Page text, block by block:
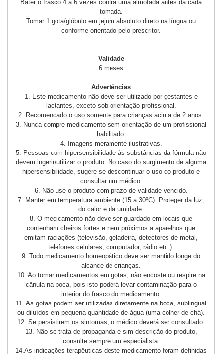
Bater o frasco 4 a 6 vezes contra uma almofada antes da cada
tomada.
Tomar 1 gota/glóbulo em jejum absoluto direto na língua ou
conforme orientado pelo prescritor.
Validade
6 meses
Advertências
1. Este medicamento não deve ser utilizado por gestantes e
lactantes, exceto sob orientação profissional.
2. Recomendado o uso somente para crianças acima de 2 anos.
3. Nunca compre medicamento sem orientação de um profissional
habilitado.
4. Imagens meramente ilustrativas.
5. Pessoas com hipersensibilidade às substâncias da fórmula não
devem ingerir/utilizar o produto. No caso do surgimento de alguma
hipersensibilidade, sugere-se descontinuar o uso do produto e
consultar um médico.
6. Não use o produto com prazo de validade vencido.
7. Manter em temperatura ambiente (15 a 30ºC). Proteger da luz,
do calor e da umidade.
8. O medicamento não deve ser guardado em locais que
contenham cheiros fortes e nem próximos a aparelhos que
emitam radiações (televisão, geladeira, detectores de metal,
telefones celulares, computador, rádio etc.).
9. Todo medicamento homeopático deve ser mantido longe do
alcance de crianças.
10. Ao tomar medicamentos em gotas, não encoste ou respire na
cânula na boca, pois isto poderá levar contaminação para o
interior do frasco do medicamento.
11. As gotas podem ser utilizadas diretamente na boca, sublingual
ou diluídos em pequena quantidade de água (uma colher de chá).
12. Se persistirem os sintomas, o médico deverá ser consultado.
13. Não se trata de propaganda e sim descrição do produto,
consulte sempre um especialista.
14.As indicações terapêuticas deste medicamento foram definidas